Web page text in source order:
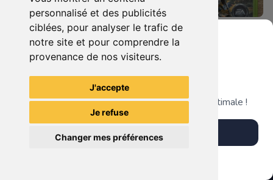
personnalisé et des publicités
ciblées, pour analyser le trafic de
notre site et pour comprendre la
provenance de nos visiteurs.
J'accepte
Je refuse
Changer mes préférences
4.90 € 0
Darksiders Ii - Edition Limitée Xbox 360
4.90 €
Crysis 2 Xbox 360
TheGamingR83
Grenier du Geek
Télécharge notre app pour une expérience optimale !
Télécharger l'app